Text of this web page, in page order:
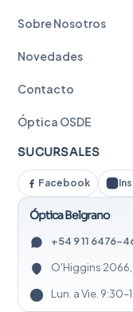
Sobre Nosotros
Novedades
Contacto
Óptica OSDE
SUCURSALES
Facebook
Óptica Belgrano
+54 9 11 6476-
O'Higgins
Lun. a Vie.